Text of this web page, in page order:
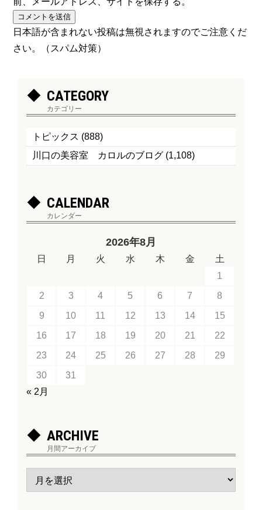
日本語が含まれない投稿は無視されますのでご注意くだ
さい。（スパム対策）
CATEGORY
カテゴリー
トピックス (888)
川口の美容室 カロルのブログ (1,108)
CALENDAR
カレンダー
2026年8月
日 月 火 水 木 金
土
1
2
3 4 5 6 7
8
9
10 11 12 13 14
15
16
17 18 19 20 21
22
23
24 25 26 27 28
29
30
31
« 2月
ARCHIVE
月間アーカイブ